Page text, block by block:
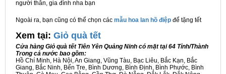
người thân, gia đình nha bạn
Ngoài ra, bạn cũng có thể chọn các mẫu hoa lan hồ điệp để tặng tết
Xem tại: Giỏ quà tết
Cửa hàng Giỏ quà tết Tiên Yên Quảng Ninh có mặt tại 64 Tỉnh/Thành
Trong cả nước bao gồm:
Hồ Chí Minh, Hà Nội, An Giang, Vũng Tàu, Bạc Liêu, Bắc Kạn, Bắc
Giang, Bắc Ninh, Bến Tre, Bình Dương, Bình Định, Bình Phước, Bình